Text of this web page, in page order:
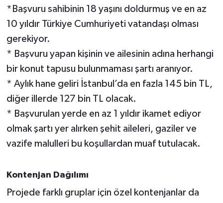
*Başvuru sahibinin 18 yaşını doldurmuş ve en az
10 yıldır Türkiye Cumhuriyeti vatandaşı olması
gerekiyor.
* Başvuru yapan kişinin ve ailesinin adına herhangi
bir konut tapusu bulunmaması şartı aranıyor.
* Aylık hane geliri İstanbul’da en fazla 145 bin TL,
diğer illerde 127 bin TL olacak.
* Başvurulan yerde en az 1 yıldır ikamet ediyor
olmak şartı yer alırken şehit aileleri, gaziler ve
vazife malulleri bu koşullardan muaf tutulacak.
Kontenjan Dağılımı
Projede farklı gruplar için özel kontenjanlar da